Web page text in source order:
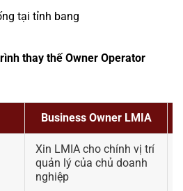
tại tỉnh bang
thay thế Owner Operator
Business Owner LMIA
Xin LMIA cho chính vị trí
quản lý của chủ doanh
nghiệp